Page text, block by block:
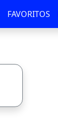
FAVORITOS